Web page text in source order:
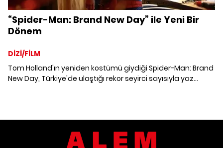
“Spider-Man: Brand New Day” ile Yeni Bir
Dönem
DİZİ/FİLM
Tom Holland'ın yeniden kostümü giydiği Spider-Man: Brand
New Day, Türkiye'de ulaştığı rekor seyirci sayısıyla yaz